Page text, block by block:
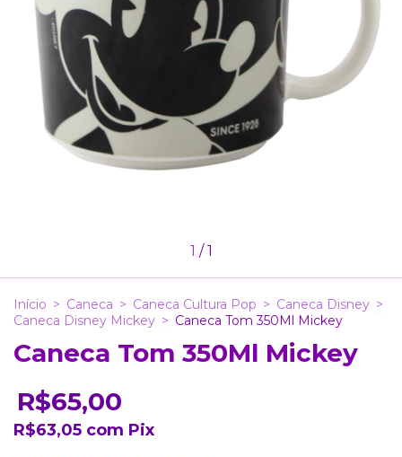
1 /1
Início > Caneca > Caneca Cultura Pop > Caneca Disney >
Caneca Disney Mickey > Caneca Tom 350Ml Mickey
Caneca Tom 350Ml Mickey
R$65,00
R$63,05 com Pix